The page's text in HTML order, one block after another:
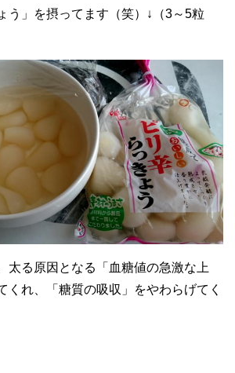
う」を摂ってます（笑）↓（3～5粒
太る原因となる「血糖値の急激な上
くれ、「糖質の吸収」をやわらげてく